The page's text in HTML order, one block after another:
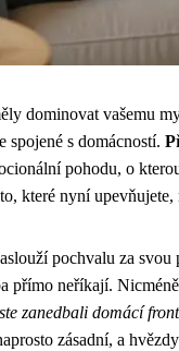
dominovat vašemu
s domácností.
pohodu, o
které nyní upevňujete,
pochvalu za svou
přímo neříkají.
zanedbali domácí
zásadní, a